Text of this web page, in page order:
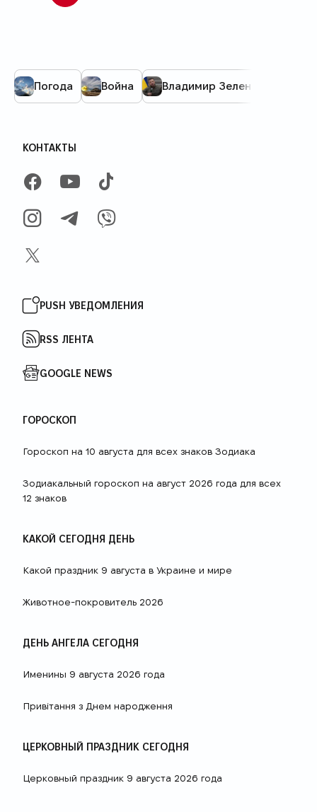
Погода Война Владимир Зеленский
КОНТАКТЫ
FACEBOOK
YOUTUBE
TIKTOK
INSTAGRAM
TELEGRAM
VIBER
X
PUSH УВЕДОМЛЕНИЯ
RSS ЛЕНТА
GOOGLE NEWS
ГОРОСКОП
Гороскоп на 10 августа для всех знаков Зодиака
Зодиакальный гороскоп на август 2026 года для всех
12 знаков
КАКОЙ СЕГОДНЯ ДЕНЬ
Какой праздник 9 августа в Украине и мире
Животное-покровитель 2026
ДЕНЬ АНГЕЛА СЕГОДНЯ
Именины 9 августа 2026 года
Привітання з Днем народження
ЦЕРКОВНЫЙ ПРАЗДНИК СЕГОДНЯ
Церковный праздник 9 августа 2026 года